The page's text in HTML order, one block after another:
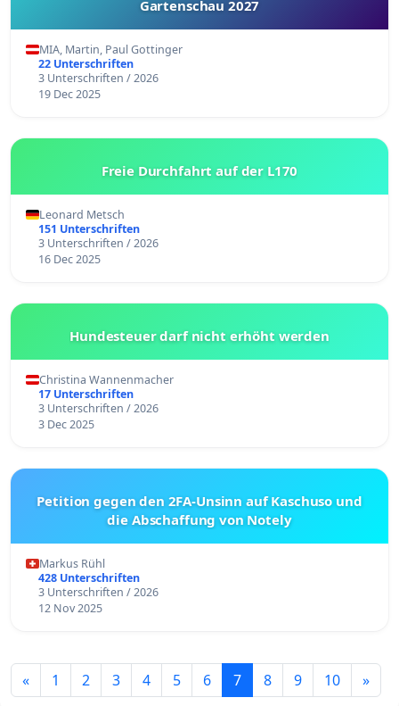
Gartenschau 2027
MIA, Martin, Paul Gottinger
22 Unterschriften
3 Unterschriften / 2026
19 Dec 2025
Freie Durchfahrt auf der L170
Leonard Metsch
151 Unterschriften
3 Unterschriften / 2026
16 Dec 2025
Hundesteuer darf nicht erhöht werden
Christina Wannenmacher
17 Unterschriften
3 Unterschriften / 2026
3 Dec 2025
Petition gegen den 2FA-Unsinn auf Kaschuso und
die Abschaffung von Notely
Markus Rühl
428 Unterschriften
3 Unterschriften / 2026
12 Nov 2025
« 1 2 3 4 5 6 7 8 9 10 »